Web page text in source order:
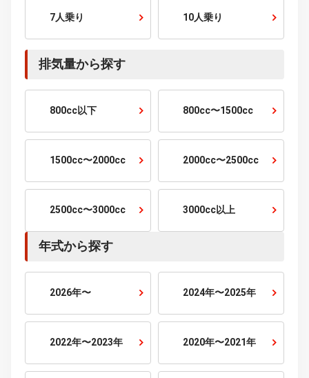
5人乗り 6人乗り
7人乗り 10人乗り
800cc以下 800cc〜1500cc
1500cc〜2000cc 2000cc〜2500cc
2500cc〜3000cc 3000cc以上